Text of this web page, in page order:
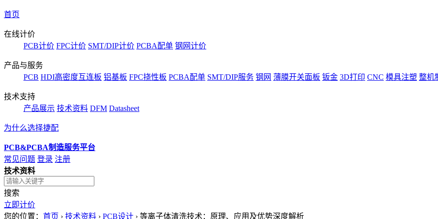
首页
在线计价
PCB计价 FPC计价 SMT/DIP计价 PCBA配单 钢网计价
产品与服务
PCB HDI高密度互连板 铝基板 FPC挠性板 PCBA配单 SMT/DIP服务 钢网 薄膜开关面板 钣金 3D打印 CNC 模具注塑 整机
技术支持
产品展示 技术资料 DFM Datasheet
为什么选择捷配
PCB&PCBA制造服务平台
常见问题 登录 注册
技术资料
搜索
立即计价
您的位置： 首页 › 技术资料 › PCB设计 › 等离子体清洗技术：原理、应用及优势深度解析